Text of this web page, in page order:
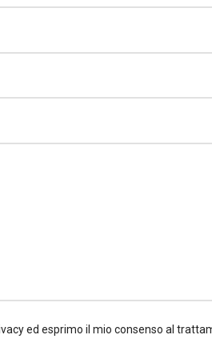
ed esprimo il mio consenso al